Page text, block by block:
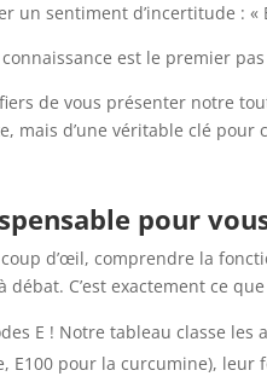
un sentiment d’incertitude :
est le premier
de vous présenter notre
mais d’une véritable clé
pour
d’œil, comprendre la
C’est exactement ce
E ! Notre tableau classe
E100 pour la curcumine),